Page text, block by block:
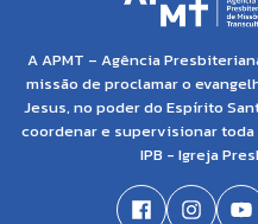
A APMT – Agência
missão de proclamar o
Jesus, no poder do Espírito
coordenar e supervisionar
IPB - Igreja